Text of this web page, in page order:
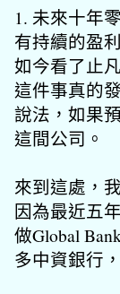
1. 未來十年
有持續的盈
如今看了止
這件事真的
說法， 如果
這間公司。
來到這處，
因為最近五
做Global
多中資銀行